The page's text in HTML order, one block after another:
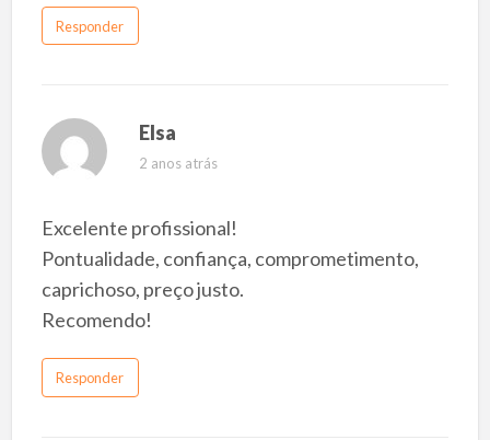
Responder
Elsa
2 anos atrás
Excelente profissional!
Pontualidade, confiança, comprometimento,
caprichoso, preço justo.
Recomendo!
Responder